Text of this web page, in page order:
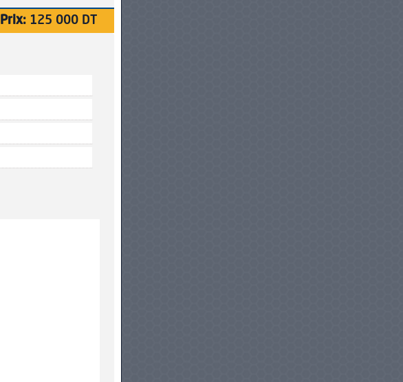
Prix: 125 000 DT